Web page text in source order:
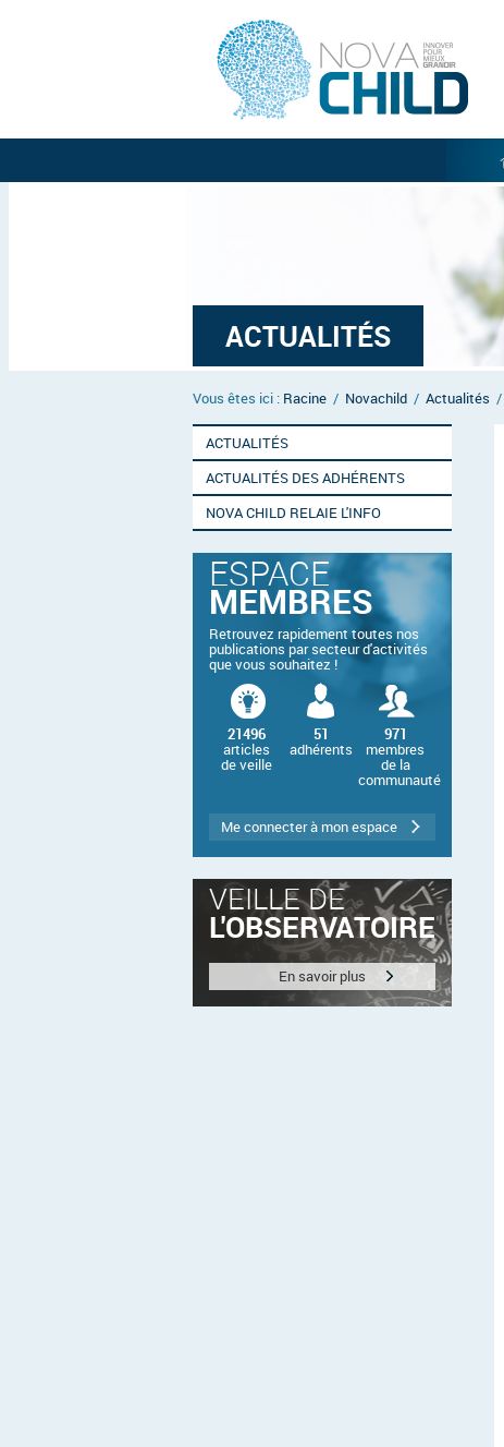
ACTUALITÉS
Vous êtes ici : Racine / Novachild / Actualités /
ACTUALITÉS
ACTUALITÉS DES ADHÉRENTS
NOVA CHILD RELAIE L'INFO
ESPACE
MEMBRES
Retrouvez rapidement toutes nos
publications par secteur d'activités
que vous souhaitez !
21496
articles
de veille
51
adhérents
971
membres
de la
communauté
Me connecter à mon espace
VEILLE DE
L'OBSERVATOIRE
En savoir plus